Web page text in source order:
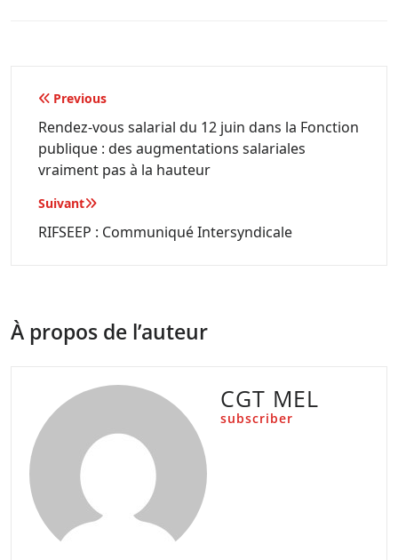
Navigation
de
l’article
Previous
Rendez-vous salarial du 12 juin dans la Fonction
publique : des augmentations salariales
vraiment pas à la hauteur
Suivant
RIFSEEP : Communiqué Intersyndicale
À propos de l’auteur
CGT MEL
subscriber